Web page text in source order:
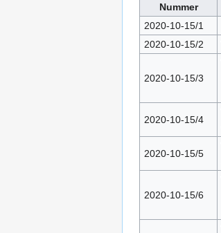
Nummer
2020-10-15/1
2020-10-15/2
2020-10-15/3
2020-10-15/4
2020-10-15/5
2020-10-15/6